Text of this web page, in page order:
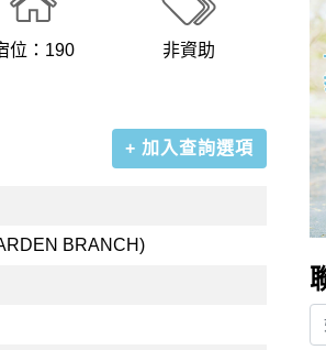
位：190 非資助
+ 加入查詢選項
BRANCH)